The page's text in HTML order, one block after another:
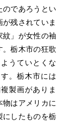
のであろうとい
残されていま
」が女性の袖
。栃木市の狂歌
うていとくな
。栃木市には
製画がありま
はアメリカに
にしたものを栃